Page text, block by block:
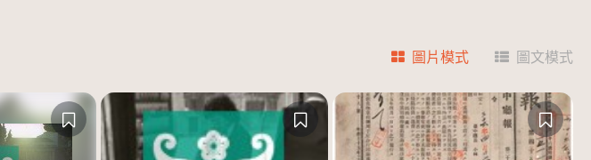
圖片模式 圖文模式